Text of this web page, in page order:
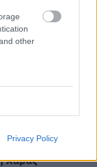
other
Privacy Policy
χθες, μέσω
την
Χαμάς